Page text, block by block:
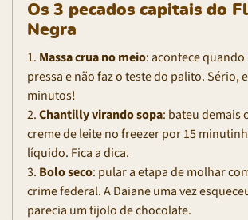
Os 3 pecados capitais do
Negra
1. Massa crua no meio: acontece quando
pressa e não faz o teste do palito. Sério,
minutos!
2.Chantilly virando sopa: bateu demais
creme de leite no freezer por 15
líquido. Fica a dica.
3. Bolo seco: pular a etapa de molhar
crime federal. A Daiane uma vez
parecia um tijolo de chocolate.